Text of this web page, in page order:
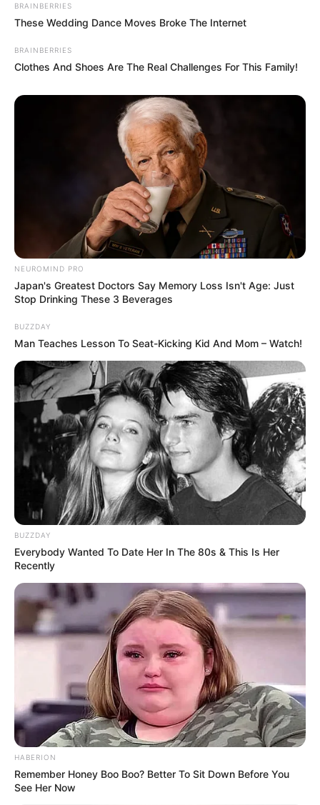
BRAINBERRIES
These Wedding Dance Moves Broke The Internet
BRAINBERRIES
Clothes And Shoes Are The Real Challenges For This Family!
NEUROMIND PRO
Japan's Greatest Doctors Say Memory Loss Isn't Age: Just
Stop Drinking These 3 Beverages
BUZZDAY
Man Teaches Lesson To Seat-Kicking Kid And Mom – Watch!
BUZZDAY
Everybody Wanted To Date Her In The 80s & This Is Her
Recently
HABERION
Remember Honey Boo Boo? Better To Sit Down Before You
See Her Now